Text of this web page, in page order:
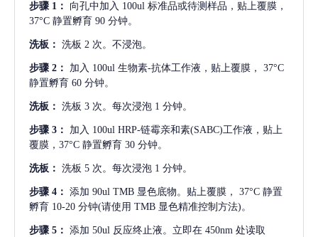
步骤 1： 向孔中加入 100ul 标准品或待测样品，贴上覆膜，
37°C 静置孵育 90 分钟。
洗板： 洗板 2 次。不浸泡。
步骤 2： 加入 100ul 生物素-抗体工作液，贴上覆膜， 37°C
静置孵育 60 分钟。
洗板： 洗板 3 次。每次浸泡 1 分钟。
步骤 3： 加入 100ul HRP-链霉亲和素(SABC)工作液，贴上
覆膜，37°C 静置孵育 30 分钟。
洗板： 洗板 5 次。每次浸泡 1 分钟。
步骤 4： 添加 90ul TMB 显色底物。贴上覆膜， 37°C 静置
孵育 10-20 分钟(请使用 TMB 显色精准控制方法)。
步骤 5： 添加 50ul 反应终止液。立即在 450nm 处读取